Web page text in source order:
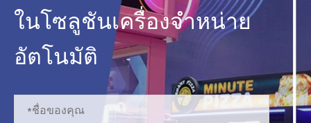
ในโซลูชันเครื่องจำหน่าย
อัตโนมัติ